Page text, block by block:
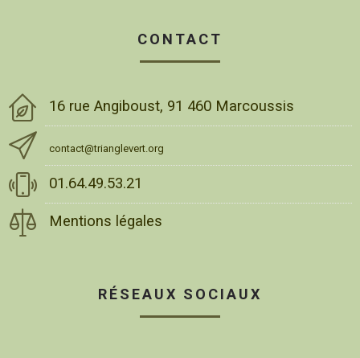
CONTACT
16 rue Angiboust, 91 460 Marcoussis
contact@trianglevert.org
01.64.49.53.21
Mentions légales
RÉSEAUX SOCIAUX